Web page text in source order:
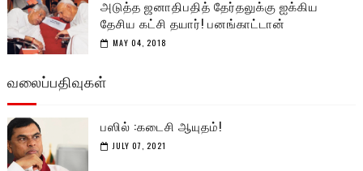
அடுத்த ஜனாதிபதித் தேர்தலுக்கு ஐக்கிய
தேசிய கட்சி தயார்! பனங்காட்டான்
MAY 04, 2018
வலைப்பதிவுகள்
பஸில் :கடைசி ஆயுதம்!
JULY 07, 2021